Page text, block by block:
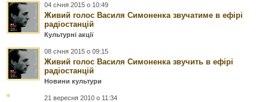
04 січня 2015 о 10:49
Живий голос Василя Симоненка звучатиме в ефірі
радіостанцій
Культурні акції
08 січня 2015 о 09:15
Живий голос Василя Симоненка звучить в ефірі
радіостанцій
Новини культури
21 вересня 2010 о 11:34